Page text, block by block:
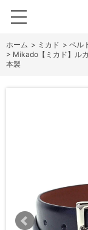
ホーム > ミカド > ベル
> Mikado【ミカド】ル
本製